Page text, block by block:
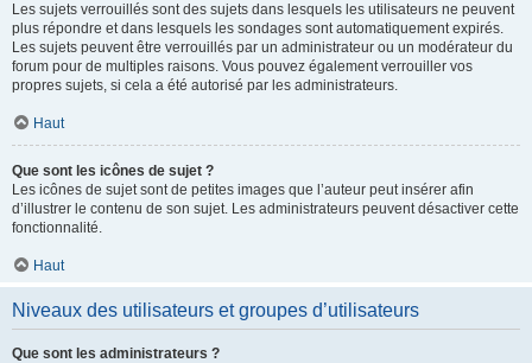
Les sujets verrouillés sont des sujets dans lesquels les utilisateurs ne peuvent
plus répondre et dans lesquels les sondages sont automatiquement expirés.
Les sujets peuvent être verrouillés par un administrateur ou un modérateur du
forum pour de multiples raisons. Vous pouvez également verrouiller vos
propres sujets, si cela a été autorisé par les administrateurs.
Haut
Que sont les icônes de sujet ?
Les icônes de sujet sont de petites images que l’auteur peut insérer afin
d’illustrer le contenu de son sujet. Les administrateurs peuvent désactiver cette
fonctionnalité.
Haut
Niveaux des utilisateurs et groupes d’utilisateurs
Que sont les administrateurs ?